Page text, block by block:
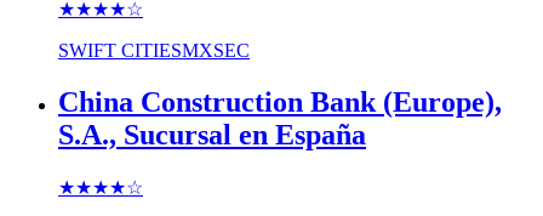
★★★★☆
SWIFT CITIESMXSEC
China Construction Bank (Europe),
S.A., Sucursal en España
★★★★☆